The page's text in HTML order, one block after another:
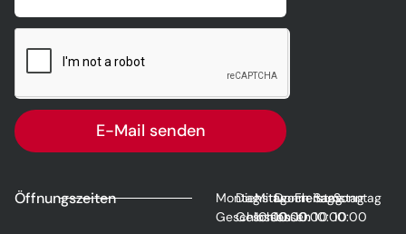
E-Mail senden
Öffnungszeiten
Montag
Geschlossen
Dienstag
Geschlossen
Mittwoch
10:00
Donnerstag
10:00
Freitag
10:00
Samstag
10:00
Sonntag
10:00